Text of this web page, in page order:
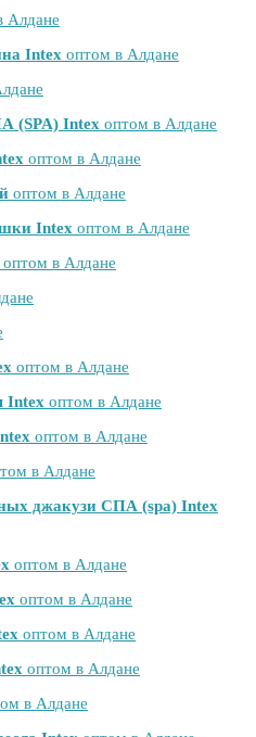
Алдане
Intex оптом в Алдане
(SPA) Intex оптом в Алдане
оптом в Алдане
оптом в Алдане
Intex оптом в Алдане
оптом в Алдане
оптом в Алдане
Intex оптом в Алдане
оптом в Алдане
в Алдане
джакузи СПА (spa) Intex
оптом в Алдане
оптом в Алдане
оптом в Алдане
оптом в Алдане
в Алдане